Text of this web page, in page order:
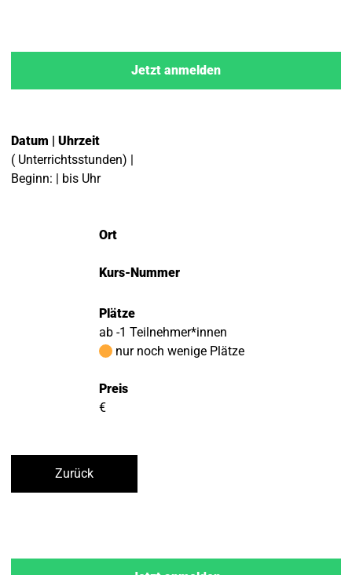
Jetzt anmelden
Datum | Uhrzeit
( Unterrichtsstunden) |
Beginn: | bis Uhr
Ort
Kurs-Nummer
Plätze
ab -1 Teilnehmer*innen
nur noch wenige Plätze
Preis
€
Zurück